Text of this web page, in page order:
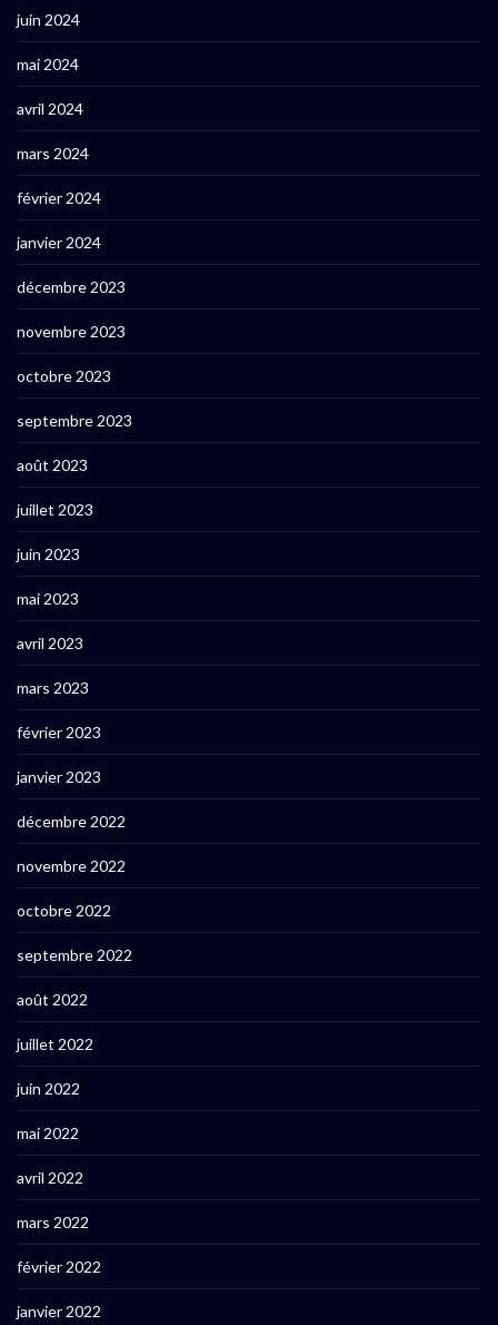
juin 2024
mai 2024
avril 2024
mars 2024
février 2024
janvier 2024
décembre 2023
novembre 2023
octobre 2023
septembre 2023
août 2023
juillet 2023
juin 2023
mai 2023
avril 2023
mars 2023
février 2023
janvier 2023
décembre 2022
novembre 2022
octobre 2022
septembre 2022
août 2022
juillet 2022
juin 2022
mai 2022
avril 2022
mars 2022
février 2022
janvier 2022